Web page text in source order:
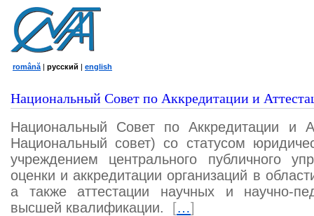
română | русский | english
Национальный Совет по Аккредитации и
Национальный Совет по Аккредитации и
Национальный совет) со статусом
учреждением центрального публичного
оценки и аккредитации организаций в
а также аттестации научных и научно-
высшей квалификации.
[…]